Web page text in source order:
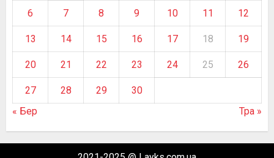
6 7 8 9 10 11 12
13 14 15 16 17 18 19
20 21 22 23 24 25 26
27 28 29
30
« Бер
Тра »